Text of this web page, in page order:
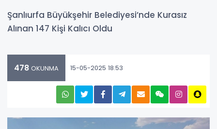
Şanlıurfa Büyükşehir Belediyesi’nde Kurasız
Alınan 147 Kişi Kalıcı Oldu
478 OKUNMA 15-05-2025 18:53